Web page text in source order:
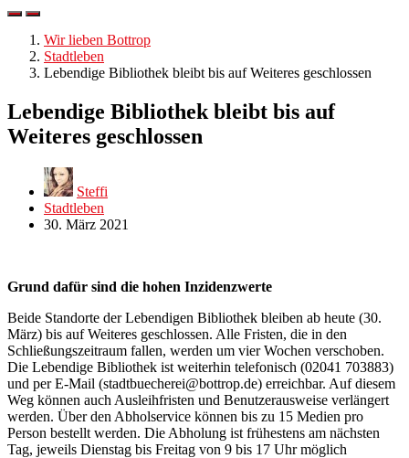
Wir lieben Bottrop
Stadtleben
Lebendige Bibliothek bleibt bis auf Weiteres geschlossen
Lebendige Bibliothek bleibt bis auf
Weiteres geschlossen
Steffi
Stadtleben
30. März 2021
Grund dafür sind die hohen Inzidenzwerte
Beide Standorte der Lebendigen Bibliothek bleiben ab heute (30.
März) bis auf Weiteres geschlossen. Alle Fristen, die in den
Schließungszeitraum fallen, werden um vier Wochen verschoben.
Die Lebendige Bibliothek ist weiterhin telefonisch (02041 703883)
und per E-Mail (stadtbuecherei@bottrop.de) erreichbar. Auf diesem
Weg können auch Ausleihfristen und Benutzerausweise verlängert
werden. Über den Abholservice können bis zu 15 Medien pro
Person bestellt werden. Die Abholung ist frühestens am nächsten
Tag, jeweils Dienstag bis Freitag von 9 bis 17 Uhr möglich